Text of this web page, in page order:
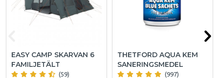
EASY CAMP SKARVAN 6
FAMILJETÄLT
(59)
THETFORD AQUA KEM
SANERINGSMEDEL
(997)